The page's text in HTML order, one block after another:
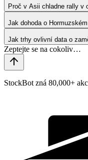
Proč v Asii chladne rally v
Jak dohoda o
Jak trhy ovlivní data o
StockBot zná 80,000+